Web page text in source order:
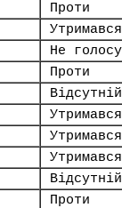
Проти
Утримався
Не
Проти
Відсутній
Утримався
Утримався
Утримався
Відсутній
Проти